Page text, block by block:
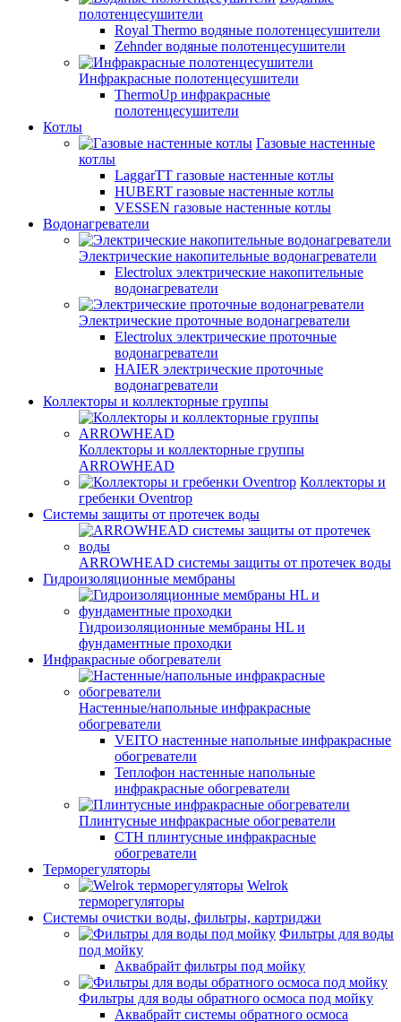
полотенцесушители
Royal Thermo водяные полотенцесушители
Zehnder водяные полотенцесушители
Инфракрасные полотенцесушители
ThermoUp инфракрасные
полотенцесушители
Котлы
Газовые настенные
котлы
LaggarTT газовые настенные котлы
HUBERT газовые настенные котлы
VESSEN газовые настенные котлы
Водонагреватели
Электрические накопительные водонагреватели
Electrolux электрические накопительные
водонагреватели
Электрические проточные водонагреватели
Electrolux электрические проточные
водонагреватели
HAIER электрические проточные
водонагреватели
Коллекторы и коллекторные группы
Коллекторы и коллекторные группы
ARROWHEAD
Коллекторы и
гребенки Oventrop
Системы защиты от протечек воды
ARROWHEAD системы защиты от протечек воды
Гидроизоляционные мембраны
Гидроизоляционные мембраны HL и
фундаментные проходки
Инфракрасные обогреватели
Настенные/напольные инфракрасные
обогреватели
VEITO настенные напольные инфракрасные
обогреватели
Теплофон настенные напольные
инфракрасные обогреватели
Плинтусные инфракрасные обогреватели
СТН плинтусные инфракрасные
обогреватели
Терморегуляторы
Welrok
терморегуляторы
Системы очистки воды, фильтры, картриджи
Фильтры для воды
под мойку
Аквабрайт фильтры под мойку
Фильтры для воды обратного осмоса под мойку
Аквабрайт системы обратного осмоса